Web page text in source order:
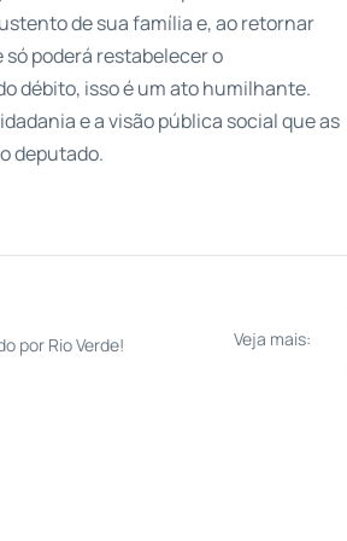
de sua família e, ao retornar
só poderá restabelecer o
débito, isso é um ato humilhante.
e a visão pública social que as
deputado.
por Rio Verde! Veja mais: